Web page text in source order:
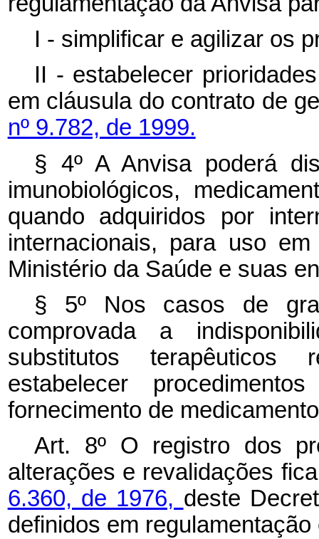
I - simplificar e agilizar os
II - estabelecer
em cláusula do contrato de
nº 9.782, de 1999.
§ 4º A Anvisa poderá
imunobiológicos,
quando adquiridos por
internacionais, para uso
Ministério da Saúde e suas
§ 5º Nos casos de
comprovada a
substitutos terapêuticos
estabelecer
fornecimento de
Art. 8º O registro dos
alterações e revalidações
6.360, de 1976, deste
definidos em